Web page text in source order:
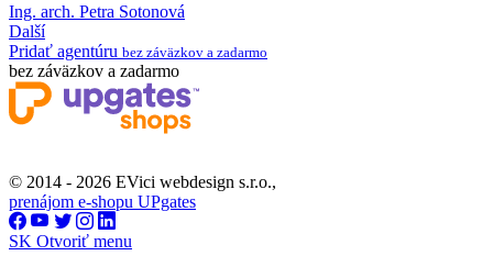
Ing. arch. Petra Sotonová
Další
Pridať agentúru bez záväzkov a zadarmo
bez záväzkov a zadarmo
© 2014 - 2026 EVici webdesign s.r.o.,
prenájom e-shopu UPgates
SK Otvoriť menu